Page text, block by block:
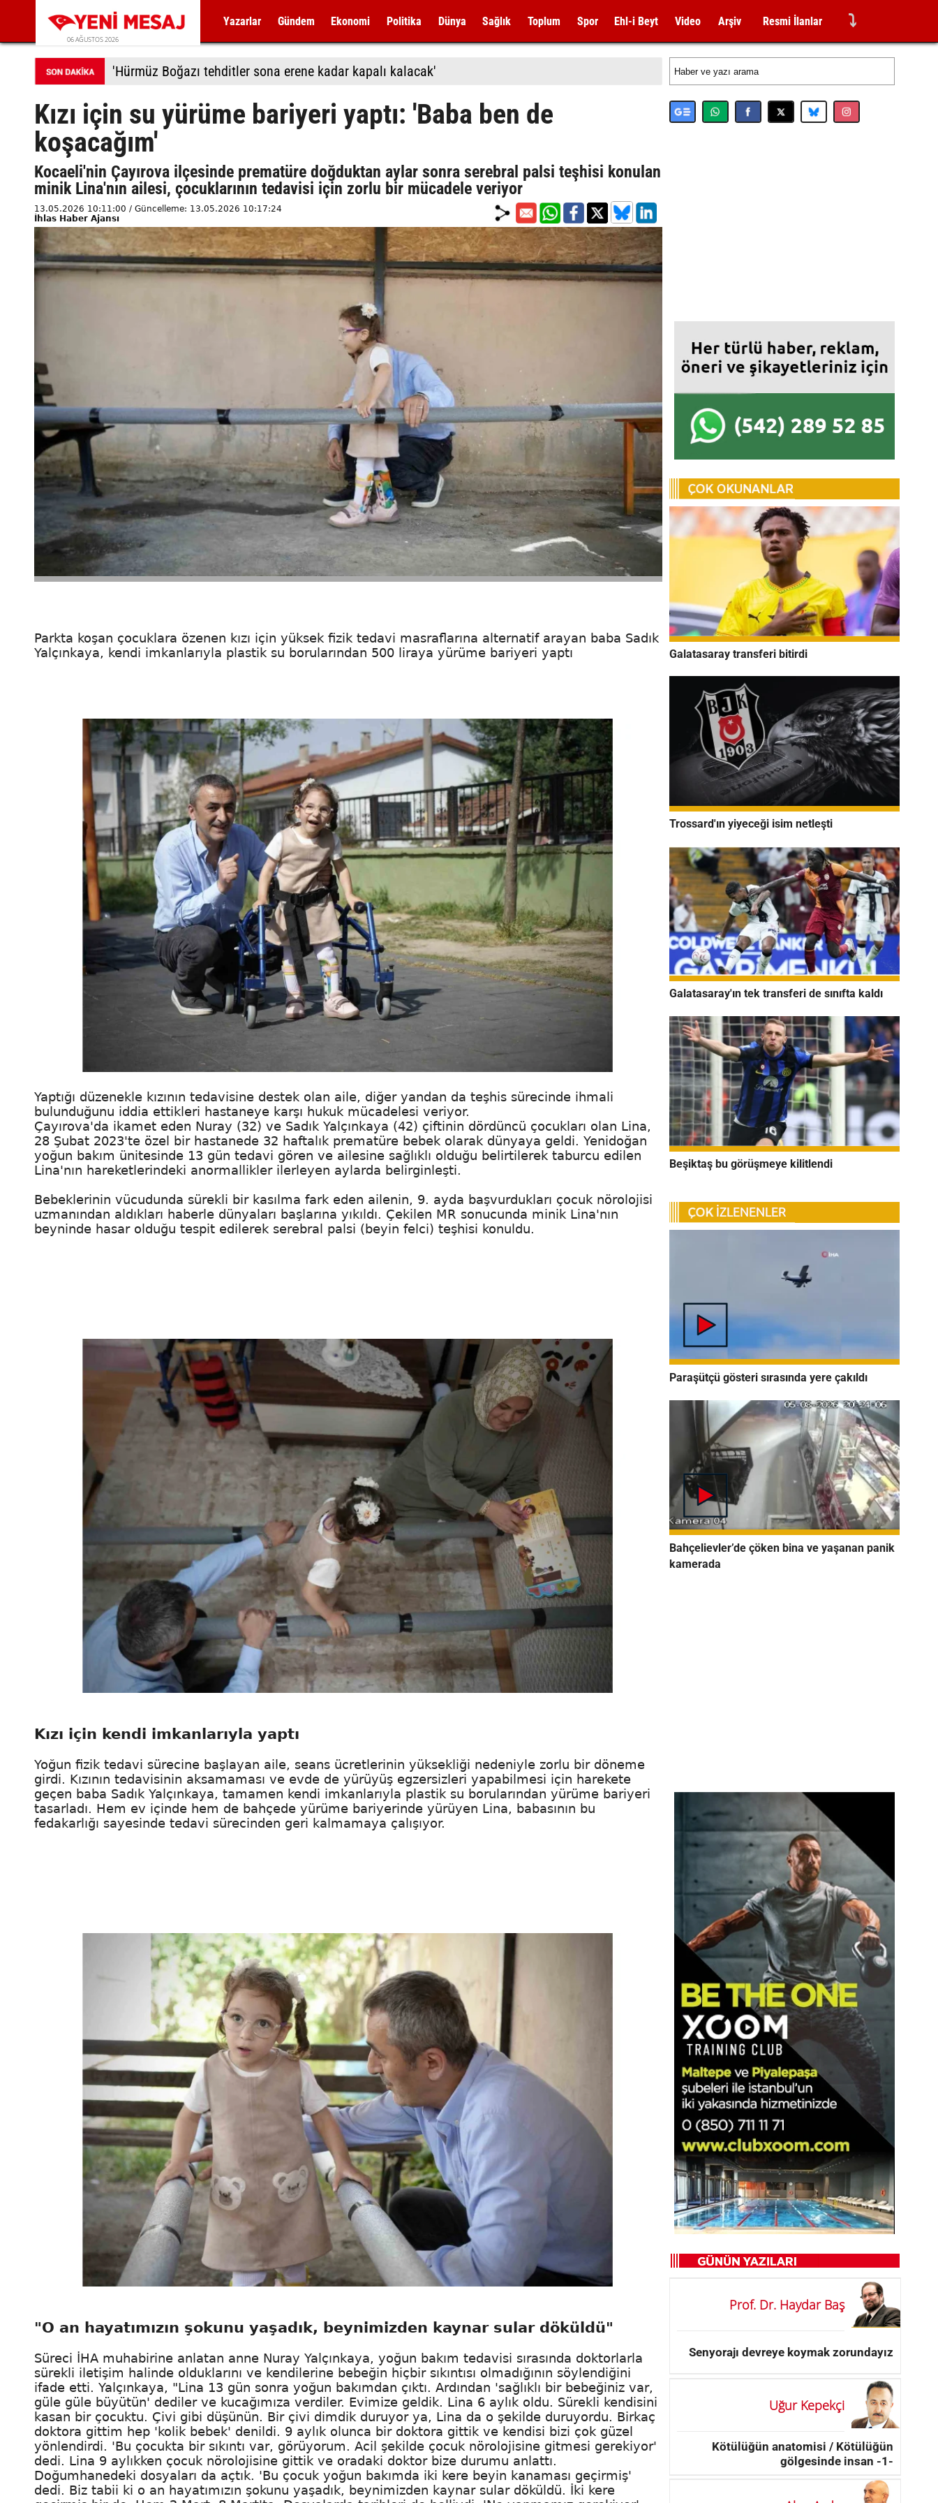
06 AĞUSTOS 2026
Yazarlar Gündem Ekonomi Politika Dünya Sağlık Toplum Spor Ehl-i Beyt Video Arşiv Resmi İlanlar ⤵
'Hürmüz Boğazı tehditler sona erene kadar kapalı kalacak'
Kızı için su yürüme bariyeri yaptı: 'Baba ben de
koşacağım'
Kocaeli'nin Çayırova ilçesinde prematüre doğduktan aylar sonra serebral palsi teşhisi konulan
minik Lina'nın ailesi, çocuklarının tedavisi için zorlu bir mücadele veriyor
13.05.2026 10:11:00 / Güncelleme: 13.05.2026 10:17:24
İhlas Haber Ajansı
Parkta koşan çocuklara özenen kızı için yüksek fizik tedavi masraflarına alternatif arayan baba Sadık
Yalçınkaya, kendi imkanlarıyla plastik su borularından 500 liraya yürüme bariyeri yaptı
Yaptığı düzenekle kızının tedavisine destek olan aile, diğer yandan da teşhis sürecinde ihmali
bulunduğunu iddia ettikleri hastaneye karşı hukuk mücadelesi veriyor.
Çayırova'da ikamet eden Nuray (32) ve Sadık Yalçınkaya (42) çiftinin dördüncü çocukları olan Lina,
28 Şubat 2023'te özel bir hastanede 32 haftalık prematüre bebek olarak dünyaya geldi. Yenidoğan
yoğun bakım ünitesinde 13 gün tedavi gören ve ailesine sağlıklı olduğu belirtilerek taburcu edilen
Lina'nın hareketlerindeki anormallikler ilerleyen aylarda belirginleşti.
Bebeklerinin vücudunda sürekli bir kasılma fark eden ailenin, 9. ayda başvurdukları çocuk nörolojisi
uzmanından aldıkları haberle dünyaları başlarına yıkıldı. Çekilen MR sonucunda minik Lina'nın
beyninde hasar olduğu tespit edilerek serebral palsi (beyin felci) teşhisi konuldu.
Kızı için kendi imkanlarıyla yaptı
Yoğun fizik tedavi sürecine başlayan aile, seans ücretlerinin yüksekliği nedeniyle zorlu bir döneme
girdi. Kızının tedavisinin aksamaması ve evde de yürüyüş egzersizleri yapabilmesi için harekete
geçen baba Sadık Yalçınkaya, tamamen kendi imkanlarıyla plastik su borularından yürüme bariyeri
tasarladı. Hem ev içinde hem de bahçede yürüme bariyerinde yürüyen Lina, babasının bu
fedakarlığı sayesinde tedavi sürecinden geri kalmamaya çalışıyor.
"O an hayatımızın şokunu yaşadık, beynimizden kaynar sular döküldü"
Süreci İHA muhabirine anlatan anne Nuray Yalçınkaya, yoğun bakım tedavisi sırasında doktorlarla
sürekli iletişim halinde olduklarını ve kendilerine bebeğin hiçbir sıkıntısı olmadığının söylendiğini
ifade etti. Yalçınkaya, "Lina 13 gün sonra yoğun bakımdan çıktı. Ardından 'sağlıklı bir bebeğiniz var,
güle güle büyütün' dediler ve kucağımıza verdiler. Evimize geldik. Lina 6 aylık oldu. Sürekli kendisini
kasan bir çocuktu. Çivi gibi düşünün. Bir çivi dimdik duruyor ya, Lina da o şekilde duruyordu. Birkaç
doktora gittim hep 'kolik bebek' denildi. 9 aylık olunca bir doktora gittik ve kendisi bizi çok güzel
yönlendirdi. 'Bu çocukta bir sıkıntı var, görüyorum. Acil şekilde çocuk nörolojisine gitmesi gerekiyor'
dedi. Lina 9 aylıkken çocuk nörolojisine gittik ve oradaki doktor bize durumu anlattı.
Doğumhanedeki dosyaları da açtık. 'Bu çocuk yoğun bakımda iki kere beyin kanaması geçirmiş'
dedi. Biz tabii ki o an hayatımızın şokunu yaşadık, beynimizden kaynar sular döküldü. İki kere
Galatasaray transferi bitirdi
Trossard'ın yiyeceği isim netleşti
Galatasaray'ın tek transferi de sınıfta kaldı
Beşiktaş bu görüşmeye kilitlendi
Paraşütçü gösteri sırasında yere çakıldı
Bahçelievler’de çöken bina ve yaşanan panik
kamerada
Prof. Dr. Haydar Baş
Senyorajı devreye koymak zorundayız
Uğur Kepekçi
Kötülüğün anatomisi / Kötülüğün
gölgesinde insan -1-